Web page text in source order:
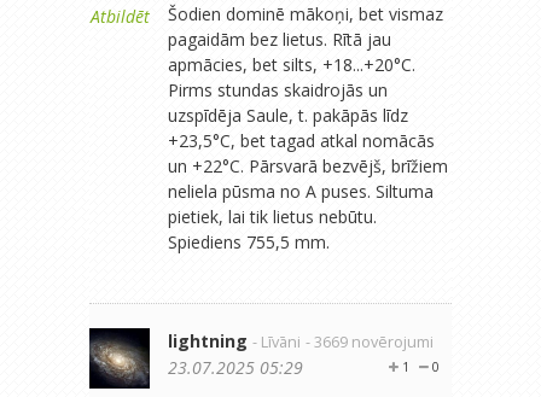
Atbildēt
Šodien dominē mākoņi, bet vismaz
pagaidām bez lietus. Rītā jau
apmācies, bet silts, +18...+20°C.
Pirms stundas skaidrojās un
uzspīdēja Saule, t. pakāpās līdz
+23,5°C, bet tagad atkal nomācās
un +22°C. Pārsvarā bezvējš, brīžiem
neliela pūsma no A puses. Siltuma
pietiek, lai tik lietus nebūtu.
Spiediens 755,5 mm.
lightning - Līvāni - 3669 novērojumi
0
1
23.07.2025 05:29